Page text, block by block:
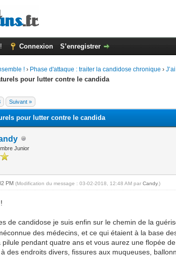
Connexion S’enregistrer
! › Phase d'attaque : traiter la candidose chronique ›
pour lutter contre le candida
Suivant »
vote(s))
pour lutter contre le candida
Junior
PM(Modification du message : 03-02-2018, 12:48 AM parCandy.)
de candidose je suis enfin sur le chemin de la
des médecins, et ce qui étaient à la base
pilule pendant quatre ans et vous aurez une flopée
des endroits divers, fissures aux muqueuses,